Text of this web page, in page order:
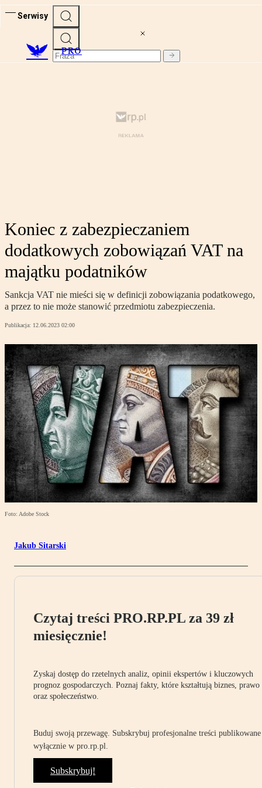
Serwisy
PRO
Koniec z zabezpieczaniem
dodatkowych zobowiązań VAT na
majątku podatników
Sankcja VAT nie mieści się w definicji zobowiązania podatkowego,
a przez to nie może stanowić przedmiotu zabezpieczenia.
Publikacja: 12.06.2023 02:00
Foto: Adobe Stock
Jakub Sitarski
Czytaj treści PRO.RP.PL za 39 zł
miesięcznie!
Zyskaj dostęp do rzetelnych analiz, opinii ekspertów i kluczowych
prognoz gospodarczych. Poznaj fakty, które kształtują biznes, prawo
oraz społeczeństwo.
Buduj swoją przewagę. Subskrybuj profesjonalne treści publikowane
wyłącznie w pro.rp.pl.
Subskrybuj!